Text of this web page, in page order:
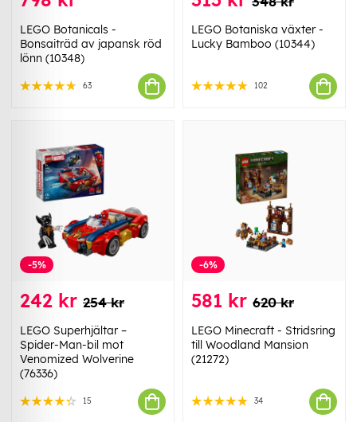
LEGO Botanicals -
Bonsaiträd av japansk röd
lönn (10348)
63
LEGO Botaniska växter -
Lucky Bamboo (10344)
102
-5%
242 kr 254 kr
LEGO Superhjältar –
Spider-Man-bil mot
Venomized Wolverine
(76336)
15
-6%
581 kr 620 kr
LEGO Minecraft - Stridsring
till Woodland Mansion
(21272)
34